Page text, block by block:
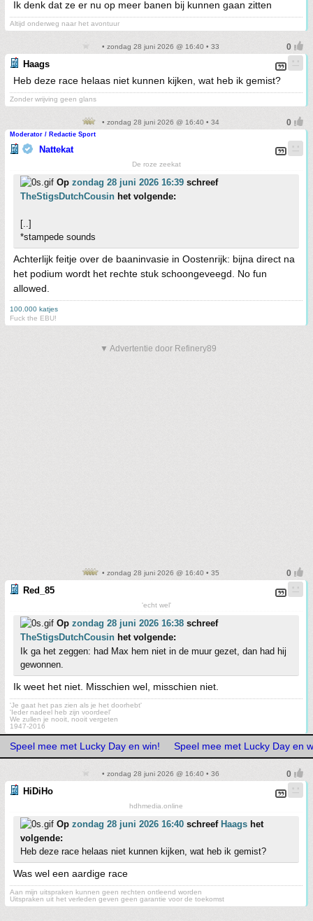
Ik denk dat ze er nu op meer banen bij kunnen gaan zitten
Altijd onderweg naar het avontuur
• zondag 28 juni 2026 @ 16:40 • 33
Haags
Heb deze race helaas niet kunnen kijken, wat heb ik gemist?
Zonder wrijving geen glans
• zondag 28 juni 2026 @ 16:40 • 34
Moderator / Redactie Sport
Nattekat
De roze zeekat
Op zondag 28 juni 2026 16:39 schreef
TheStigsDutchCousin het volgende:
[..]
*stampede sounds
Achterlijk feitje over de baaninvasie in Oostenrijk: bijna direct na
het podium wordt het rechte stuk schoongeveegd. No fun
allowed.
100.000 katjes
Fuck the EBU!
▼ Advertentie door Refinery89
• zondag 28 juni 2026 @ 16:40 • 35
Red_85
'echt wel'
Op zondag 28 juni 2026 16:38 schreef
TheStigsDutchCousin het volgende:
Ik ga het zeggen: had Max hem niet in de muur gezet, dan had hij
gewonnen.
Ik weet het niet. Misschien wel, misschien niet.
'Je gaat het pas zien als je het doorhebt'
'Ieder nadeel heb zijn voordeel'
We zullen je nooit, nooit vergeten
1947-2016
Speel mee met Lucky Day en win! Speel mee met Lucky Day en
• zondag 28 juni 2026 @ 16:40 • 36
HiDiHo
hdhmedia.online
Op zondag 28 juni 2026 16:40 schreef Haags het
volgende:
Heb deze race helaas niet kunnen kijken, wat heb ik gemist?
Was wel een aardige race
Aan mijn uitspraken kunnen geen rechten ontleend worden
Uitspraken uit het verleden geven geen garantie voor de toekomst